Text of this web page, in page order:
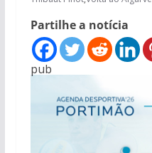
Partilhe a notícia
pub